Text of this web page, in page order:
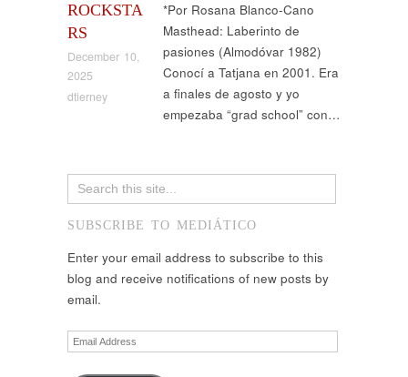
ROCKSTA
RS
December 10,
2025
dtierney
*Por Rosana Blanco-Cano
Masthead: Laberinto de
pasiones (Almodóvar 1982)
Conocí a Tatjana en 2001. Era
a finales de agosto y yo
empezaba “grad school” con…
SUBSCRIBE TO MEDIÁTICO
Enter your email address to subscribe to this
blog and receive notifications of new posts by
email.
Email
Address